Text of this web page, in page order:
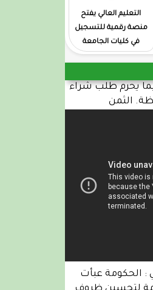
التعليم العالي يفتح
منصة رقمية للتسجيل
في كليات الجامعة
يحرم طلب شراء
الثمن
: الحكومة عبأت